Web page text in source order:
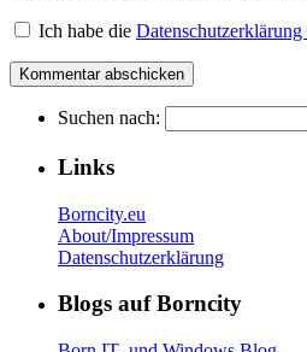
Ich habe die Datenschutzerklärung
Suchen nach:
Links
Borncity.eu
About/Impressum
Datenschutzerklärung
Blogs auf Borncity